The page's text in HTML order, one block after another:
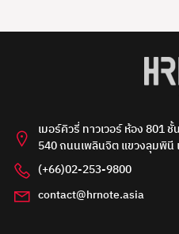
Management
Time Tracking (2)
เมอร์คิวรี่ ทาวเวอร์ ห้อง 801 ชั้
540 ถนนเพลินจิต แขวงลุมพินี
(+66)02-253-9800
contact@hrnote.asia